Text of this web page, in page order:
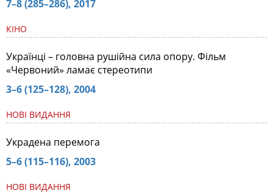
7–8 (285–286), 2017
КІНО
Українці – головна рушійна сила опору. Фільм
«Червоний» ламає стереотипи
3–6 (125–128), 2004
НОВІ ВИДАННЯ
Украдена перемога
5–6 (115–116), 2003
НОВІ ВИДАННЯ